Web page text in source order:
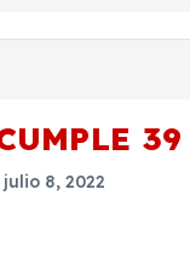
julio 8, 2022